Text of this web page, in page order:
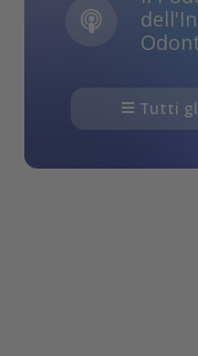
Tutti